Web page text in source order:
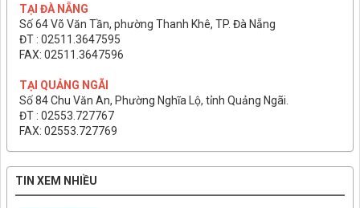
TẠI ĐÀ NẴNG
Số 64 Võ Văn Tần, phường Thanh Khê, TP. Đà Nẵng
ĐT : 02511.3647595
FAX: 02511.3647596
TẠI QUẢNG NGÃI
Số 84 Chu Văn An, Phường Nghĩa Lộ, tỉnh Quảng Ngãi.
ĐT : 02553.727767
FAX: 02553.727769
TIN XEM NHIỀU